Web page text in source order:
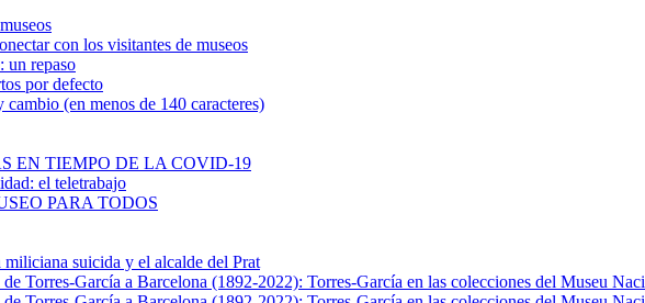
con los visitantes de museos
un repaso
por defecto
(en menos de 140 caracteres)
EN TIEMPO DE LA COVID-19
el teletrabajo
PARA TODOS
suicida y el alcalde del Prat
Torres-García a Barcelona (1892-2022): Torres-García en las colecciones del Museu